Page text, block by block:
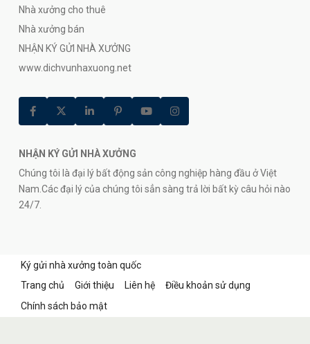
Nhà xưởng cho thuê
Nhà xưởng bán
NHẬN KÝ GỬI NHÀ XƯỞNG
www.dichvunhaxuong.net
NHẬN KÝ GỬI NHÀ XƯỞNG
Chúng tôi là đại lý bất động sản công nghiệp hàng đầu ở Việt
Nam.Các đại lý của chúng tôi sẳn sàng trả lời bất kỳ câu hỏi nào
24/7.
Ký gửi nhà xưởng toàn quốc
Trang chủ
Giới thiệu Liên hệ
Điều khoản sử dụng
Chính sách bảo mật